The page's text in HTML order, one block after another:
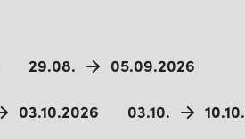
29.08. 05.09.2026
03.10.2026 03.10.